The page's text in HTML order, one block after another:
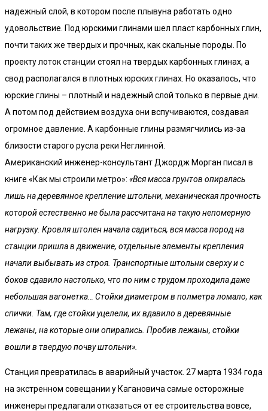
надежный слой, в котором после плывуна работать одно
удовольствие. Под юрскими глинами шел пласт карбонных глин,
почти таких же твердых и прочных, как скальные породы. По
проекту лоток станции стоял на твердых карбонных глинах, а
свод располагался в плотных юрских глинах. Но оказалось, что
юрские глины – плотный и надежный слой только в первые дни.
А потом под действием воздуха они вспучиваются, создавая
огромное давление. А карбонные глины размягчились из-за
близости старого русла реки Неглинной.
Американский инженер-консультант Джордж Морган писал в
книге «Как мы строили метро»: «Вся масса грунтов опиралась
лишь на деревянное крепление штольни, механическая прочность
которой естественно не была рассчитана на такую непомерную
нагрузку. Кровля штолен начала садиться, вся масса пород на
станции пришла в движение, отдельные элементы крепления
начали выбывать из строя. Транспортные штольни сверху и с
боков сдавило настолько, что по ним с трудом проходила даже
небольшая вагонетка… Стойки диаметром в полметра ломало, как
спички. Там, где стойки уцелели, их вдавило в деревянные
лежаны, на которые они опирались. Пробив лежаны, стойки
вошли в твердую почву штольни».
Станция превратилась в аварийный участок. 27 марта 1934 года
на экстренном совещании у Кагановича самые осторожные
инженеры предлагали отказаться от ее строительства вовсе,